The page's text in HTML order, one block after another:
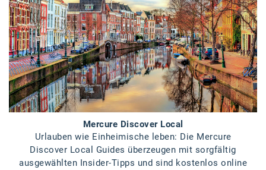
Braun
BRP-Rotax
Bundesdenkmalamt
Calle Libre
DDB Wien
Enkeltaugliches Österreich
Gillette
Mercure Discover Local
Urlauben wie Einheimische leben: Die Mercure
Discover Local Guides überzeugen mit sorgfältig
ausgewählten Insider-Tipps und sind kostenlos online